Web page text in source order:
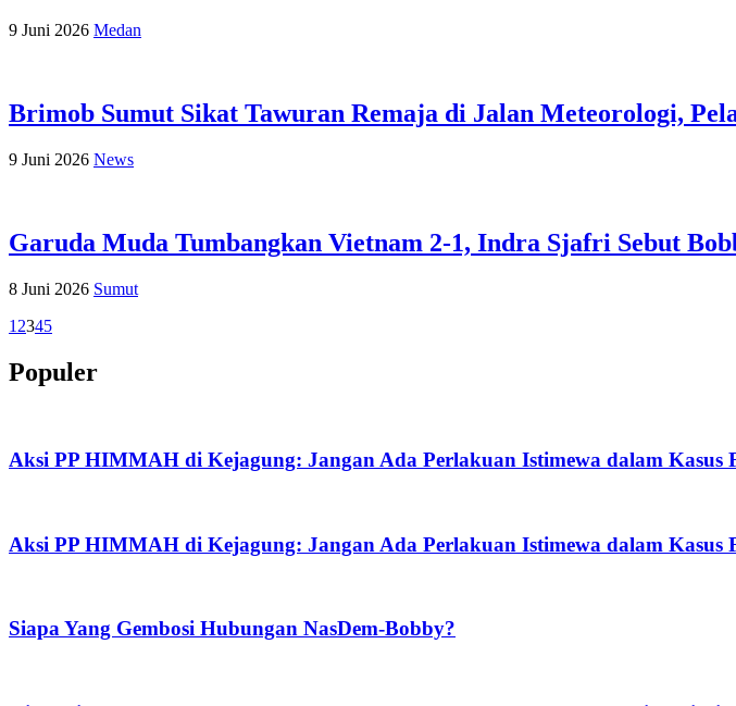
9 Juni 2026 Medan
Brimob Sumut Sikat Tawuran Remaja di Jalan Meteorologi,
9 Juni 2026 News
Garuda Muda Tumbangkan Vietnam 2-1, Indra Sjafri Sebut
8 Juni 2026 Sumut
1 2345
Populer
Aksi PP HIMMAH di Kejagung: Jangan Ada Perlakuan Istimewa dalam Kasus
Aksi PP HIMMAH di Kejagung: Jangan Ada Perlakuan Istimewa dalam Kasus
Siapa Yang Gembosi Hubungan NasDem-Bobby?